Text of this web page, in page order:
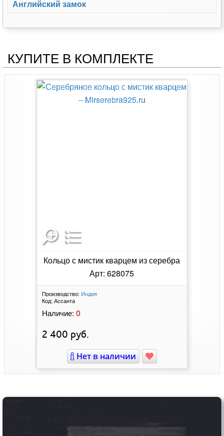
Английский замок
КУПИТЕ В КОМПЛЕКТЕ
Кольцо с мистик кварцем из серебра
Арт: 628075
Производство: Индия
Код: Ассанта
Наличие: 0
2 400 руб.
Нет в наличии